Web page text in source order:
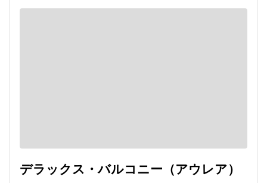
デラックス・バルコニー（アウレア）